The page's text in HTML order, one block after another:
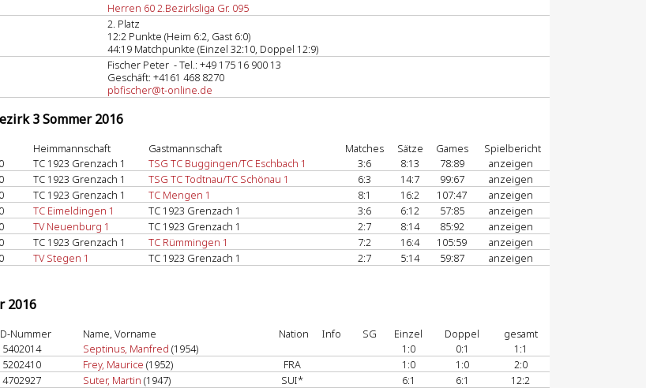
Herren 60 2.Bezirksliga Gr. 095
2. Platz
12:2 Punkte (Heim 6:2, Gast 6:0)
44:19 Matchpunkte (Einzel 32:10, Doppel 12:9)
Fischer Peter - Tel.: +49 175 16 900 13
Geschäft: +4161 468 8270
pbfischer@t-online.de
3 Sommer 2016
Heimmannschaft Gastmannschaft Matches Sätze Games
Spielbericht
TC 1923 Grenzach 1 TSG TC Buggingen/TC Eschbach 1 3:6 8:13 78:89
anzeigen
TC 1923 Grenzach 1 TSG TC Todtnau/TC Schönau 1 6:3 14:7 99:67
anzeigen
TC 1923 Grenzach 1 TC Mengen 1 8:1 16:2 107:47
anzeigen
TC Eimeldingen 1 TC 1923 Grenzach 1 3:6 6:12 57:85
anzeigen
TV Neuenburg 1 TC 1923 Grenzach 1 2:7 8:14 85:92
anzeigen
TC 1923 Grenzach 1 TC Rümmingen 1 7:2 16:4 105:59
anzeigen
TV Stegen 1 TC 1923 Grenzach 1 2:7 5:14 59:87 anzeigen
2016
Nummer Name, Vorname Nation Info SG Einzel Doppel
gesamt
Septinus, Manfred (1954) 1:0 0:1
1:1
Frey, Maurice (1952) FRA 1:0 1:0
2:0
Suter, Martin (1947) SUI* 6:1 6:1
12:2